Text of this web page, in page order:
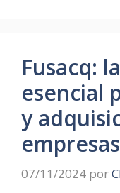
Fusacq:
esencial
y
empresas
07/11/2024 por